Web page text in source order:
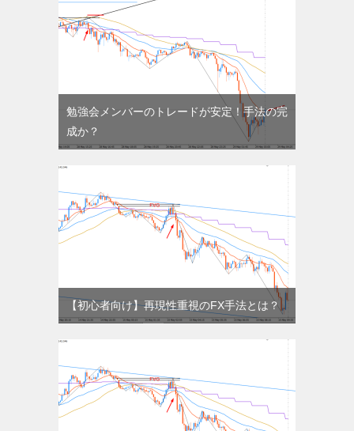
勉強会メンバーのトレードが安定！手法の完
成か？
【初心者向け】再現性重視のFX手法とは？